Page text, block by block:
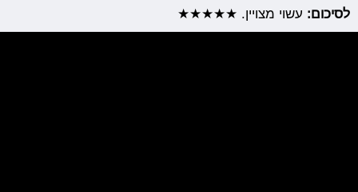
לסיכום: עשוי מצויין. ★★★★★